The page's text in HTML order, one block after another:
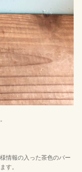
情報の入った茶色のバー
す。